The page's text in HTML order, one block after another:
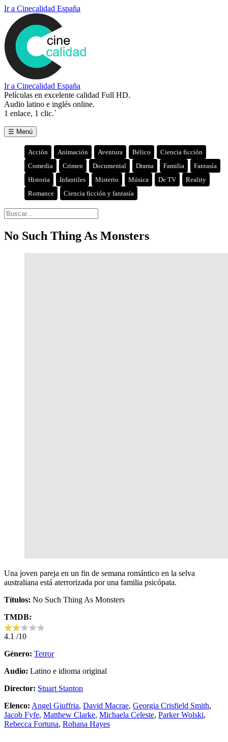
Ir a Cinecalidad España
Ir a Cinecalidad España
Películas en excelente calidad Full HD.
Audio latino e inglés online.
1 enlace, 1 clic.`
☰ Menú
Acción Animación Aventura Bélico
Ciencia ficción
Comedia
Crimen Documental Drama Familia
Fantasía
Historia
Infantiles Misterio Música De TV
Reality
Romance
Ciencia ficción y fantasía
No Such Thing As Monsters
Una joven pareja en un fin de semana romántico en la selva
australiana está aterrorizada por una familia psicópata.
Títulos: No Such Thing As Monsters
TMDB:
★★★★★
★★★★★
4.1 /10
Género: Terror
Audio: Latino e idioma original
Director: Stuart Stanton
Elenco: Angel Giuffria, David Macrae, Georgia Crisfield Smith,
Jacob Fyfe, Matthew Clarke, Michaela Celeste, Parker Wolski,
Rebecca Fortuna, Rohana Hayes